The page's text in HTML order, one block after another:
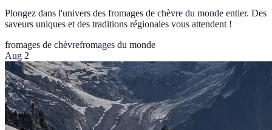
Plongez dans l'univers des fromages de chèvre du monde entier. Des
saveurs uniques et des traditions régionales vous attendent !
fromages de chèvrefromages du monde
Aug 2